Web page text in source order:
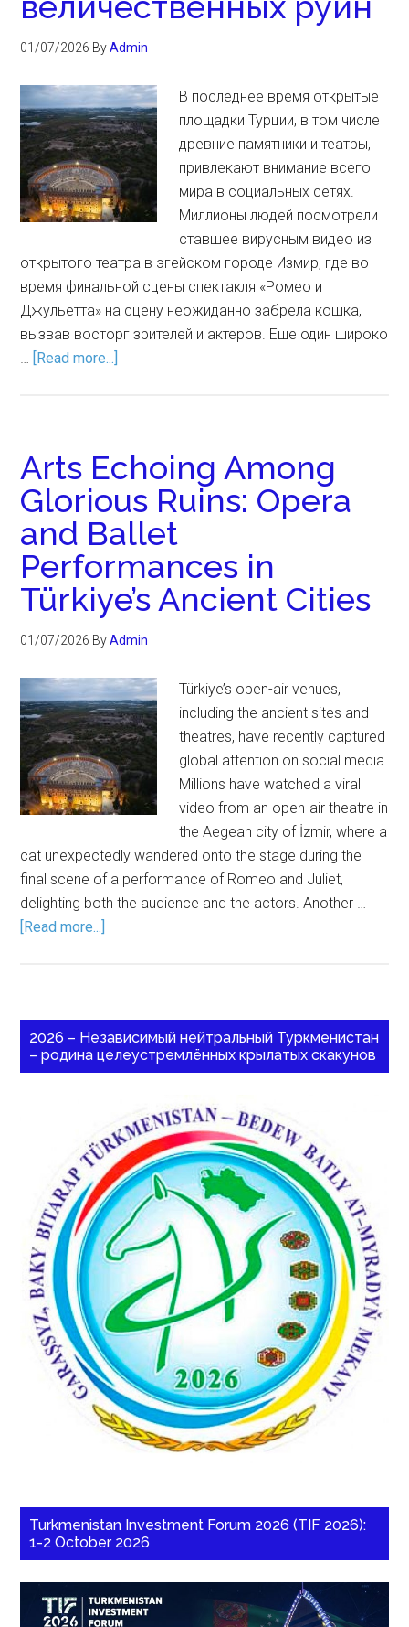
01/07/2026 ByAdmin
В последнее время открытые
площадки Турции, в том числе
древние памятники и театры,
привлекают внимание всего
мира в социальных сетях.
Миллионы людей посмотрели
ставшее вирусным видео из
открытого театра в эгейском городе Измир, где во
время финальной сцены спектакля «Ромео и
Джульетта» на сцену неожиданно забрела кошка,
вызвав восторг зрителей и актеров. Еще один широко
… [Read more...]
Arts Echoing Among
Glorious Ruins: Opera
and Ballet
Performances in
Türkiye’s Ancient Cities
01/07/2026 ByAdmin
Türkiye’s open-air venues,
including the ancient sites and
theatres, have recently captured
global attention on social media.
Millions have watched a viral
video from an open-air theatre in
the Aegean city of İzmir, where a
cat unexpectedly wandered onto the stage during the
final scene of a performance of Romeo and Juliet,
delighting both the audience and the actors. Another …
[Read more...]
2026 – Независимый нейтральный Туркменистан
– родина целеустремлённых крылатых скакунов
Turkmenistan Investment Forum 2026 (TIF 2026):
1-2 October 2026